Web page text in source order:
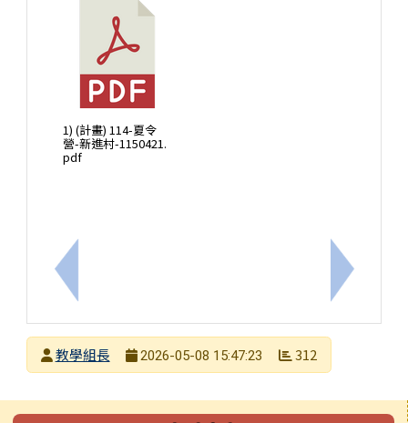
上一筆：轉知本市海洋議題輔導團辦理「食魚教育學
1) (計畫) 114-夏令
營-新進村-1150421.
pdf
下一筆：
發布者
教學組長
2026-05-08 15:47:23 312